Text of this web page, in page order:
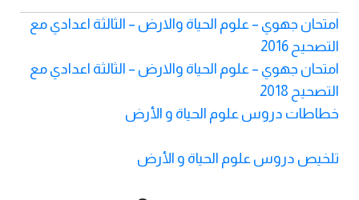
امتحان جهوي – علوم الحياة والارض – الثالثة اعدادي مع
التصحيح 2016
امتحان جهوي – علوم الحياة والارض – الثالثة اعدادي مع
التصحيح 2018
خطاطات دروس علوم الحياة و الأرض
تلخيص دروس علوم الحياة و الأرض